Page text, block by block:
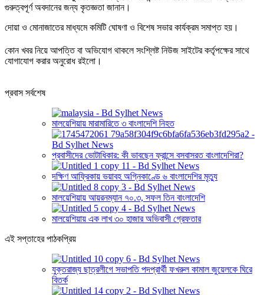
গুরুত্বপূর্ণ অবদানের জন্য কৃতজ্ঞতা জানান।
দোয়া ও মোনাজাতের মাধ্যমে কমিটি ঘোষণা ও বিশেষ সভার কার্যক্রম সমাপ্ত হয়।
কোন খবর নিয়ে আপত্তি বা অভিযোগ থাকলে সংশ্লিষ্ট নিউজ সাইটের কর্তৃপক্ষের সাথে
যোগাযোগ করার অনুরোধ রইলো।
প্রবাস সর্বশেষ
মালয়েশিয়ায় মারামারিতে ৩ বাংলাদেশি নিহত
প্রবাসীদের ভোটাধিকার: কী ভাবছেন ফ্রান্সে বসবাসরত বাংলাদেশিরা?
দক্ষিণ আফ্রিকায় ভয়াবহ অগ্নিকাণ্ডে ৬ বাংলাদেশির মৃত্যু
মালয়েশিয়ায় আয়রনম্যান ৭০.৩, সফল তিন বাংলাদেশি
মালয়েশিয়ায় এক লাখ ৩০ হাজার অভিবাসী গ্রেফতার
এই সপ্তাহের পাঠকপ্রিয়
যুক্তরাজ্য ছাত্রলীগে সভাপতি পদপ্রার্থী ফখরুল কামাল জুয়েলকে ঘিরে
বিতর্ক